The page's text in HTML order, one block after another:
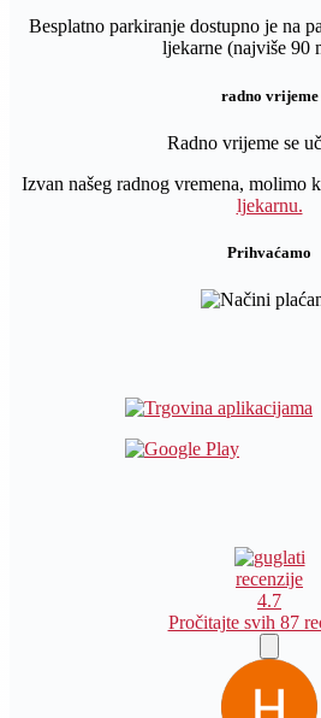
Besplatno parkiranje dostupno je na
ljekarne (najviše 90
radno vrijeme
Radno vrijeme se
Izvan našeg radnog vremena, molimo
ljekarnu.
Prihvaćamo
recenzije
4.7
Pročitajte svih 87